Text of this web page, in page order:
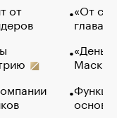
от
«От
глава
Маск в
основ